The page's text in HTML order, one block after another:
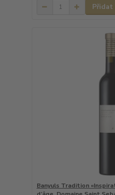
Přidat
Banyuls Tradition